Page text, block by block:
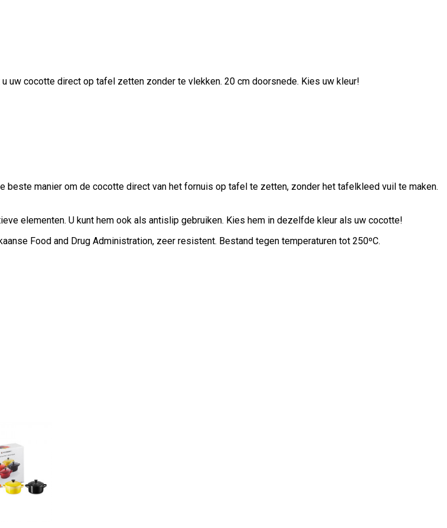
uw cocotte direct op tafel zetten zonder te vlekken. 20 cm doorsnede. Kies uw kleur!
beste manier om de cocotte direct van het fornuis op tafel te zetten, zonder het tafelkleed vuil te maken.
elementen. U kunt hem ook als antislip gebruiken. Kies hem in dezelfde kleur als uw cocotte!
Food and Drug Administration, zeer resistent. Bestand tegen temperaturen tot 250ºC.